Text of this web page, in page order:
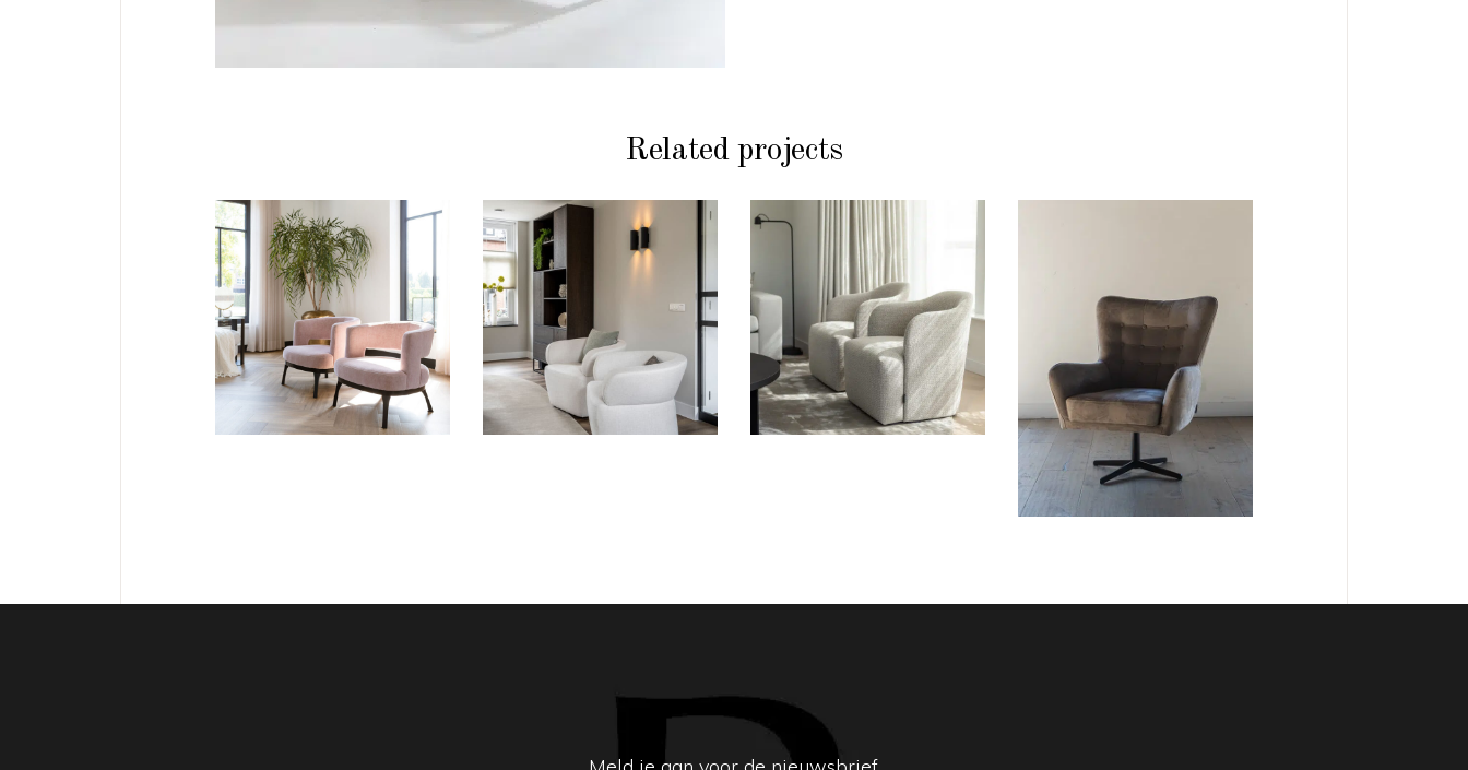
Related projects
FAUTEUILS
Fauteuil
Laguna
FAUTEUILS
Armchair
Josephine
FAUTEUILS
Fauteuil
Lucia
FAUTEUILS
Fauteuil
Flynn